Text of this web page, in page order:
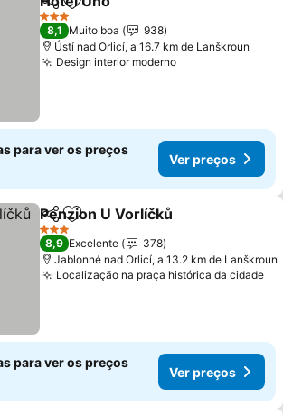
PartilharAdicionar aos favoritos
3 Estrelas
8,1 Muito boa
938
Ústí nad Orlicí, a 16.7 km de Lanškroun
Design interior moderno
para ver os preços
Ver preços
PartilharAdicionar aos favoritos
Penzion U Vorlíčků
3 Estrelas
8,9 Excelente
378
Jablonné nad Orlicí, a 13.2 km de Lanškroun
Localização na praça histórica da cidade
para ver os preços
Ver preços